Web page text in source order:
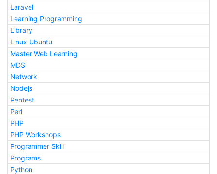
Laravel
Learning Programming
Library
Linux Ubuntu
Master Web Learning
MDS
Network
Nodejs
Pentest
Perl
PHP
PHP Workshops
Programmer Skill
Programs
Python